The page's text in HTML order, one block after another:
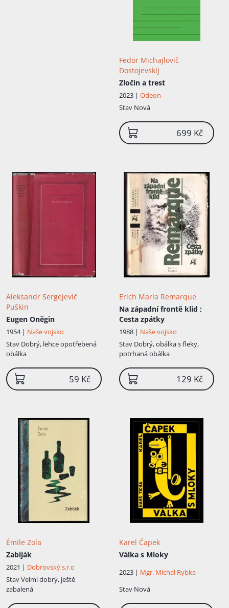
Fedor Michajlovič
Dostojevskij
Zločin a trest
2023 | Odeon
Stav Nová
699 Kč
Aleksandr Sergejevič
Puškin
Eugen Oněgin
1954 | Naše vojsko
Stav Dobrý, lehce opotřebená
obálka
59 Kč
Erich Maria Remarque
Na západní frontě klid ;
Cesta zpátky
1988 | Naše vojsko
Stav Dobrý, obálka s fleky,
potrhaná obálka
129 Kč
Émile Zola
Zabiják
2021 | Dobrovský s.r.o
StavVelmi dobrý, ještě
zabalená
Karel Čapek
Válka s Mloky
2023 | Mgr. Michal Rybka
Stav Nová